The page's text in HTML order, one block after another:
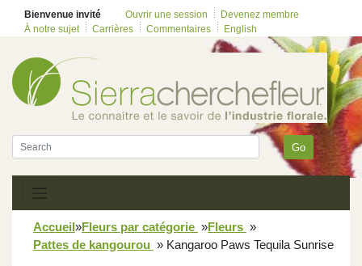
Bienvenue invité Ouvrir une session
Devenez membre
À notre sujet
Carrières Commentaires English
Go
Accueil»Fleurs par catégorie »Fleurs »
Pattes de kangourou » Kangaroo Paws Tequila Sunrise